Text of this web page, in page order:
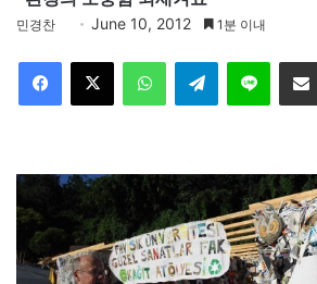
민경찬 June 10, 2012 1분 이내
Telegram